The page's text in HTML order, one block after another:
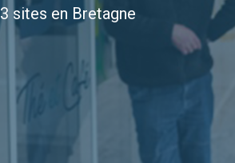
3 sites en Bretagne